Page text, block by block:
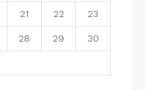
21 22 23
28 29 30